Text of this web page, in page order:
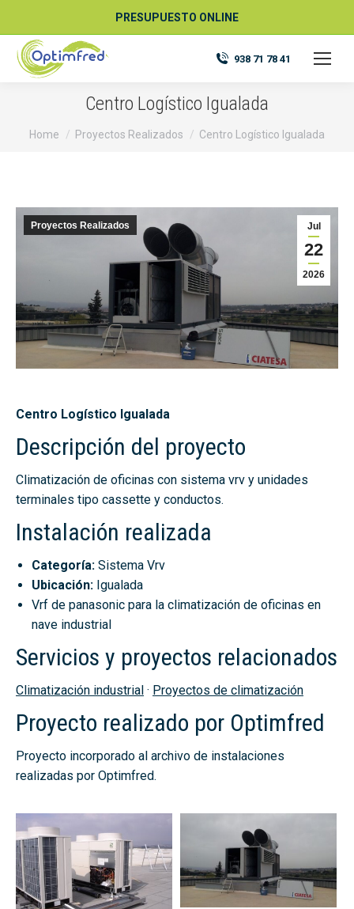
PRESUPUESTO ONLINE
938 71 78 41
Centro Logístico Igualada
You are here:
Home Proyectos Realizados Centro Logístico Igualada
Jul
22
2026
Proyectos Realizados
Centro Logístico Igualada
Descripción del proyecto
Climatización de oficinas con sistema vrv y unidades
terminales tipo cassette y conductos.
Instalación realizada
Categoría: Sistema Vrv
Ubicación: Igualada
Vrf de panasonic para la climatización de oficinas en
nave industrial
Servicios y proyectos relacionados
Climatización industrial · Proyectos de climatización
Proyecto realizado por Optimfred
Proyecto incorporado al archivo de instalaciones
realizadas por Optimfred.